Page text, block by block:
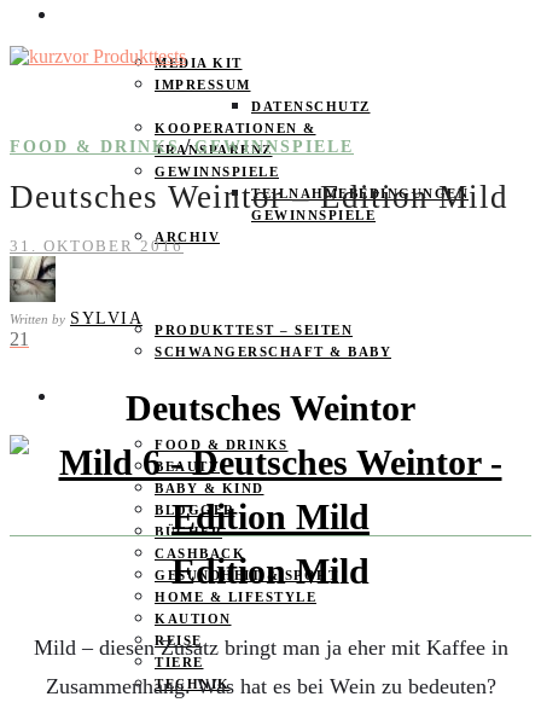
MEDIA KIT
IMPRESSUM
DATENSCHUTZ
KOOPERATIONEN &
TRANSPARENZ
GEWINNSPIELE
TEILNAHMEBEDINGUNGEN
GEWINNSPIELE
ARCHIV
PRODUKTTEST – SEITEN
SCHWANGERSCHAFT & BABY
PRODUKTTESTER GESUCHT
FOOD & DRINKS
BEAUTY
BABY & KIND
BLOGGER
BÜCHER
CASHBACK
GESUNDHEIT & SPORT
HOME & LIFESTYLE
KAUTION
REISE
TIERE
TECHNIK
FOOD & DRINKS / GEWINNSPIELE
Deutsches Weintor – Edition Mild
31. OKTOBER 2016
Written by SYLVIA
21
Deutsches Weintor
Edition Mild
Mild – diesen Zusatz bringt man ja eher mit Kaffee in
Zusammenhang. Was hat es bei Wein zu bedeuten?